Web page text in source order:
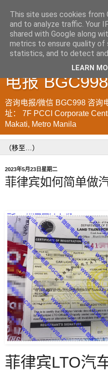
菲律宾
电报 BGC998
咨询电报/微信 BGC998 咨询
址： 7F PCCI Corporate
Makati, Metro Manila
2023年5月23日星期二
菲律宾如何简单做
菲律宾LTO汽
This site uses cookies
and to analyze traffic. Your
shared with Google along
metrics to ensure quality of
statistics, and to detect and
LEARN